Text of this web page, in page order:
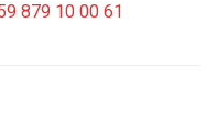
879 10 00 61